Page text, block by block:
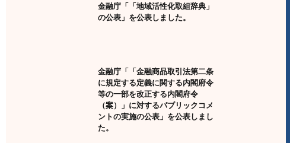
金融庁「「地域活性化取組辞典」
の公表」を公表しました。
金融庁「「金融商品取引法第二条
に規定する定義に関する内閣府令
等の一部を改正する内閣府令
（案）」に対するパブリックコメ
ントの実施の公表」を公表しまし
た。